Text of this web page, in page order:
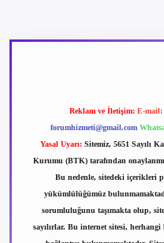
Reklam ve İletişim: E-mail:
forumhizmeti@gmail.com
Yasal Uyarı: Sitemiz, 5651 Sayılı
Kurumu (BTK) tarafından
Bu nedenle, sitedeki içerikleri
yükümlülüğümüz
sorumluluğunu taşımakta olup,
sayılırlar. Bu internet sitesi,